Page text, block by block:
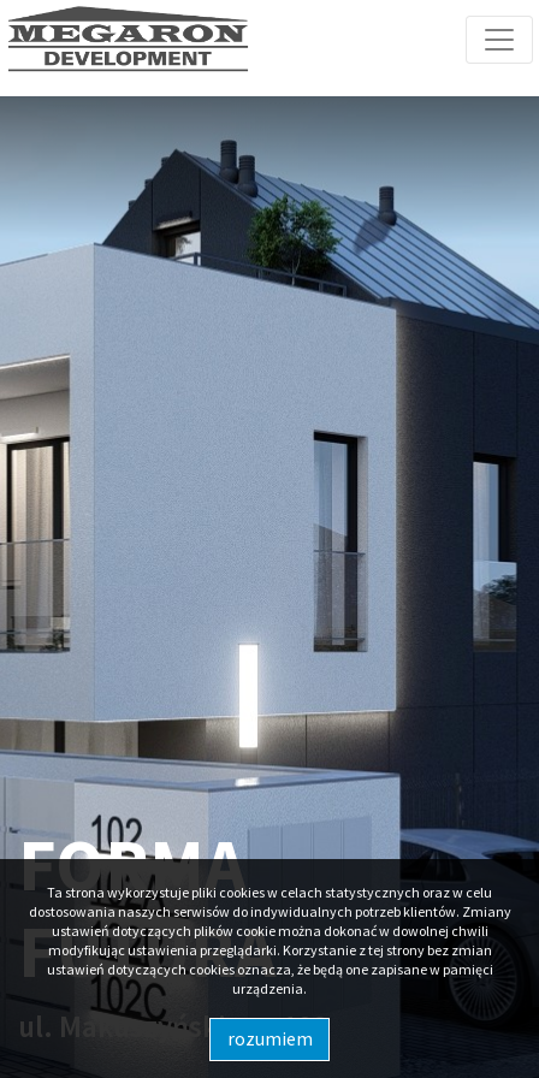
FORMA
FUTURA
ul. Makuszyńskiego 102
Ta strona wykorzystuje pliki cookies w celach statystycznych oraz w celu
dostosowania naszych serwisów do indywidualnych potrzeb klientów. Zmiany
ustawień dotyczących plików cookie można dokonać w dowolnej chwili
modyfikując ustawienia przeglądarki. Korzystanie z tej strony bez zmian
ustawień dotyczących cookies oznacza, że będą one zapisane w pamięci
urządzenia.
rozumiem